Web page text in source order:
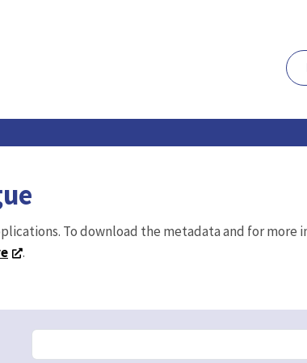
To download the metadata and for more
.